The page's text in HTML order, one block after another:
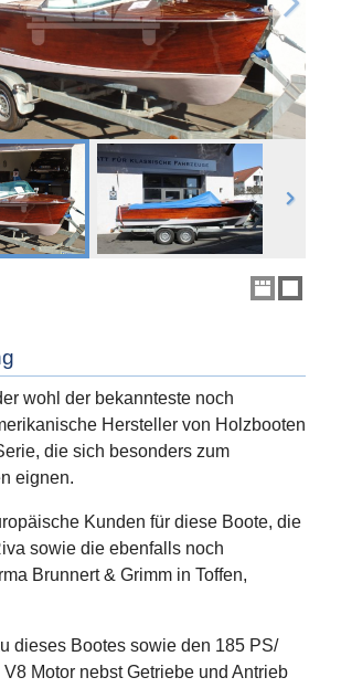
wohl der bekannteste noch
Hersteller von Holzbooten
die sich besonders zum
eignen.
Kunden für diese Boote, die
sowie die ebenfalls noch
Brunnert & Grimm in Toffen,
dieses Bootes sowie den 185 PS/
Motor nebst Getriebe und Antrieb